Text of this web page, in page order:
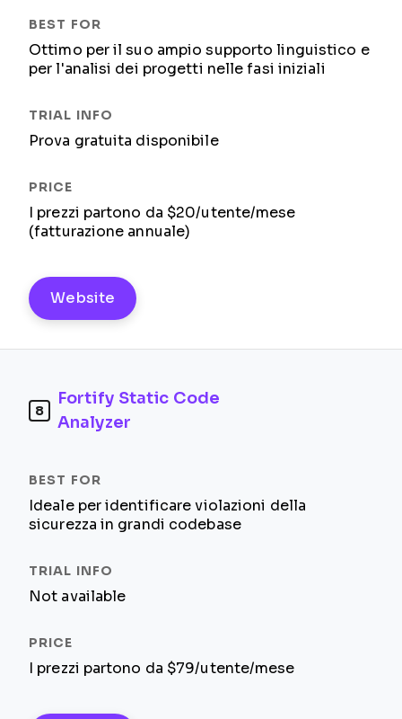
Ottimo per il suo ampio supporto linguistico e
per l'analisi dei progetti nelle fasi iniziali
Prova gratuita disponibile
I prezzi partono da $20/utente/mese
(fatturazione annuale)
Website
8
Fortify Static Code
Analyzer
Ideale per identificare violazioni della
sicurezza in grandi codebase
Not available
I prezzi partono da $79/utente/mese